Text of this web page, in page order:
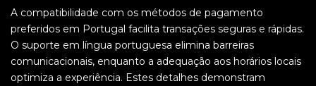
A compatibilidade com os métodos de pagamento
preferidos em Portugal facilita transações seguras e rápidas.
O suporte em língua portuguesa elimina barreiras
comunicacionais, enquanto a adequação aos horários locais
optimiza a experiência. Estes detalhes demonstram